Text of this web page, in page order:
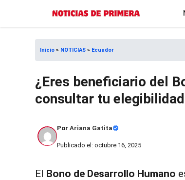
al
contenido
Inicio » NOTICIAS » Ecuador
¿Eres beneficiario del
consultar tu elegibilidad
Por Ariana Gatita
Publicado el: octubre 16, 2025
El Bono de Desarrollo Humano